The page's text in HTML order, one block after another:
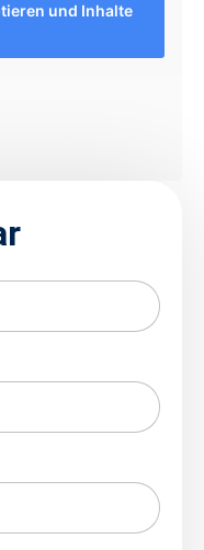
und Inhalte